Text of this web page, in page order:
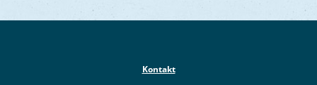
Kontakt